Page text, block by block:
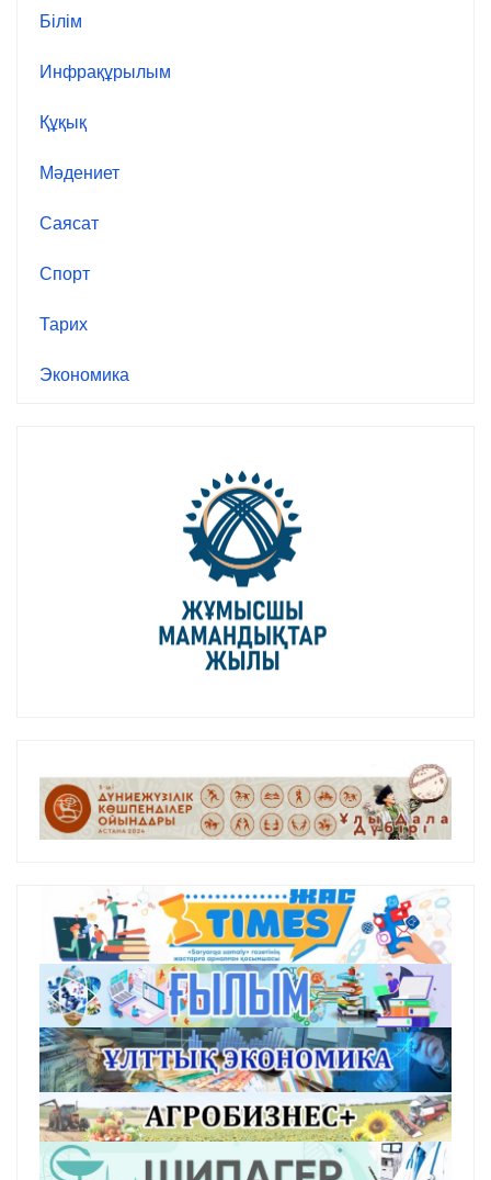
Білім
Инфрақұрылым
Құқық
Мәдениет
Саясат
Спорт
Тарих
Экономика